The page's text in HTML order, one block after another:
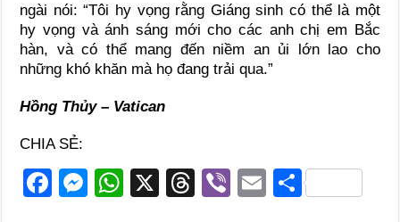
ngài nói: “Tôi hy vọng rằng Giáng sinh có thể là một
hy vọng và ánh sáng mới cho các anh chị em Bắc
hàn, và có thể mang đến niềm an ủi lớn lao cho
những khó khăn mà họ đang trải qua.”
Hồng Thủy – Vatican
CHIA SẺ:
F
M
W
X
T
Vi
E S